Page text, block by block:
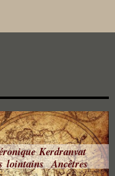
Kerdranvat
lointains Ancêtres